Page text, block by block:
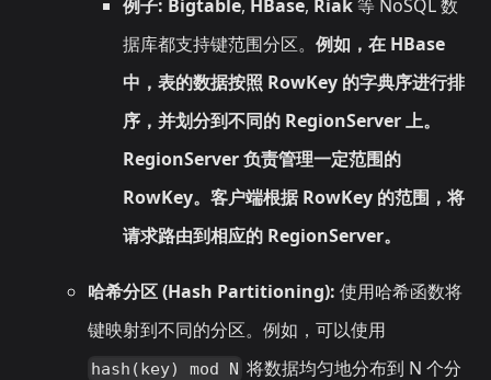
例子: Bigtable, HBase, Riak等 NoSQL 数
据库都支持键范围分区。 例如，在 HBase
中，表的数据按照 RowKey 的字典序进行排
序，并划分到不同的 RegionServer 上。
RegionServer 负责管理一定范围的
RowKey。客户端根据 RowKey 的范围，将
请求路由到相应的 RegionServer。
哈希分区 (Hash Partitioning): 使用哈希函数将
键映射到不同的分区。例如，可以使用
hash(key) mod N 将数据均匀地分布到 N 个分